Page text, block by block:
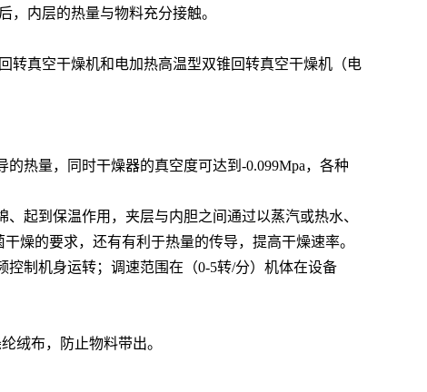
内层的热量与物料充分接触。
转真空干燥机和电加热高温型双锥回转真空干燥机（电
热量，同时干燥器的真空度可达到-0.099Mpa，各种
起到保温作用，夹层与内胆之间通过以蒸汽或热水、
燥的要求，还有有利于热量的传导，提高干燥速率。
制机身运转；调速范围在（0-5转/分）机体在设备
绒布，防止物料带出。